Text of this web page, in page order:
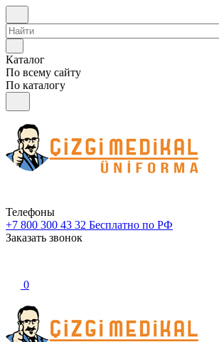
Каталог
По всему сайту
По каталогу
Телефоны
+7 800 300 43 32 Бесплатно по РФ
Заказать звонок
0